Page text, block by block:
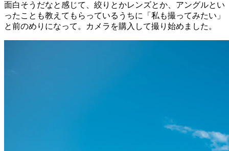
面白そうだなと感じて、絞りとかレンズとか、アングルとい
ったことも教えてもらっているうちに「私も撮ってみたい」
と前のめりになって。カメラを購入して撮り始めました。